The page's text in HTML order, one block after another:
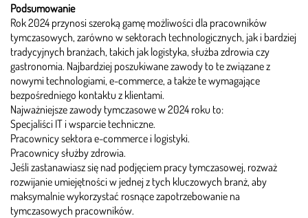
Podsumowanie
Rok 2024 przynosi szeroką gamę możliwości dla pracowników
tymczasowych, zarówno w sektorach technologicznych, jak i bardziej
tradycyjnych branżach, takich jak logistyka, służba zdrowia czy
gastronomia. Najbardziej poszukiwane zawody to te związane z
nowymi technologiami, e-commerce, a także te wymagające
bezpośredniego kontaktu z klientami.
Najważniejsze zawody tymczasowe w 2024 roku to:
Specjaliści IT i wsparcie techniczne.
Pracownicy sektora e-commerce i logistyki.
Pracownicy służby zdrowia.
Jeśli zastanawiasz się nad podjęciem pracy tymczasowej, rozważ
rozwijanie umiejętności w jednej z tych kluczowych branż, aby
maksymalnie wykorzystać rosnące zapotrzebowanie na
tymczasowych pracowników.